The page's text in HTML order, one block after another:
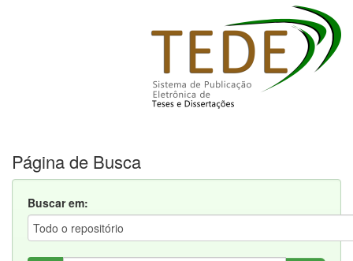
Página de Busca
Buscar em: